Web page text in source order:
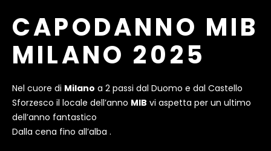
CAPODANNO MIB
MILANO 2025
Nel cuore di Milano a 2 passi dal Duomo e dal Castello
Sforzesco il locale dell’anno MIB vi aspetta per un ultimo
dell’anno fantastico
Dalla cena fino all’alba .